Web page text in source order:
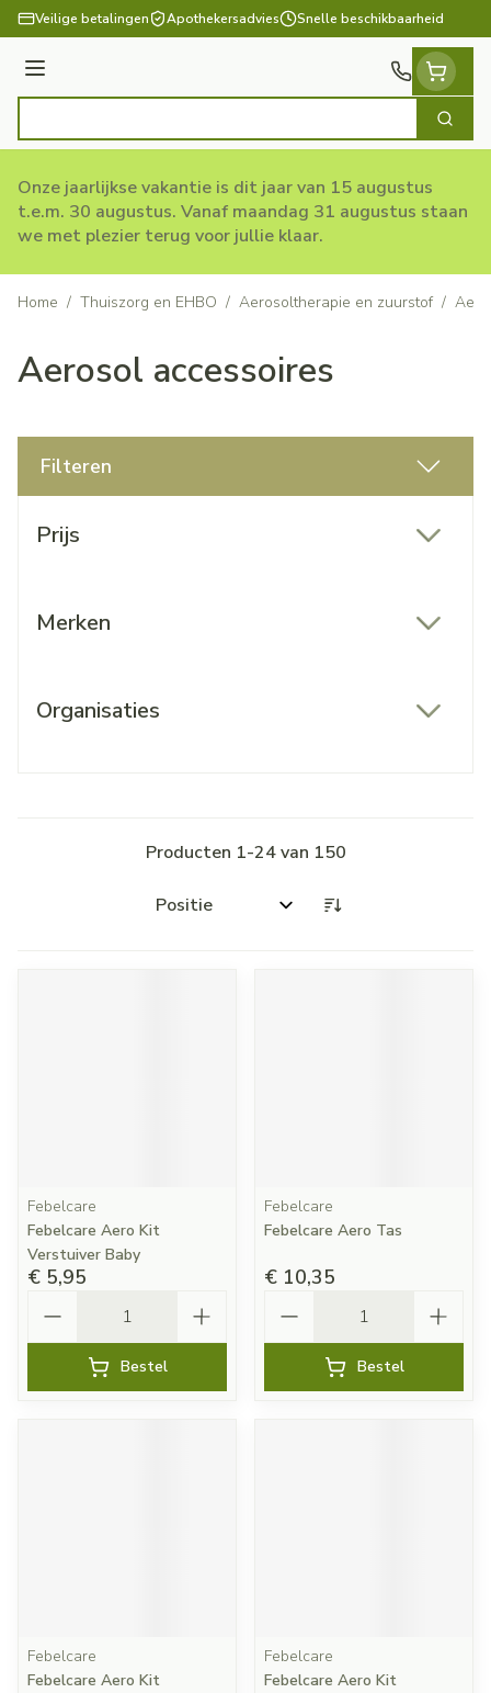
Ga naar de inhoud
Veilige betalingen Apothekersadvies Snelle beschikbaarheid
Menu
Zoek
Onze jaarlijkse vakantie is dit jaar van 15 augustus
t.e.m. 30 augustus. Vanaf maandag 31 augustus staan
we met plezier terug voor jullie klaar.
Home / Thuiszorg en EHBO / Aerosoltherapie en zuurstof /
Aerosol accessoires
Filteren
Prijs
Merken
Organisaties
Producten 1-24van 150
Sorteer op:
Febelcare
Febelcare Aero Kit
Verstuiver Baby
€ 5,95
Bestel
Febelcare
Febelcare Aero Tas
€ 10,35
Bestel
Febelcare
Febelcare Aero Kit
Febelcare
Febelcare Aero Kit